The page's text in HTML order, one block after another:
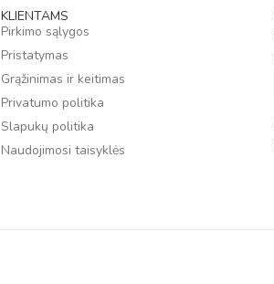
KLIENTAMS
Pirkimo sąlygos
Pristatymas
Grąžinimas ir keitimas
Privatumo politika
Slapukų politika
Naudojimosi taisyklės